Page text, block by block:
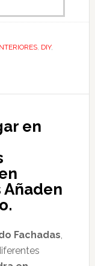
, DIY,
en
Añaden
Fachadas